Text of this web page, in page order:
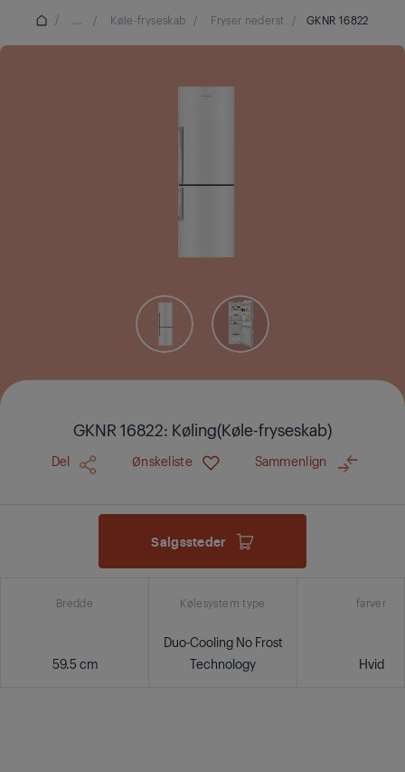
/ ... / Køle-fryseskab / Fryser nederst / GKNR 16822
GKNR 16822: Køling(Køle-fryseskab)
Del Ønskeliste Sammenlign
Salgssteder
Bredde
59.5 cm
Kølesystem type
Duo-Cooling No Frost
Technology
farver
Hvid